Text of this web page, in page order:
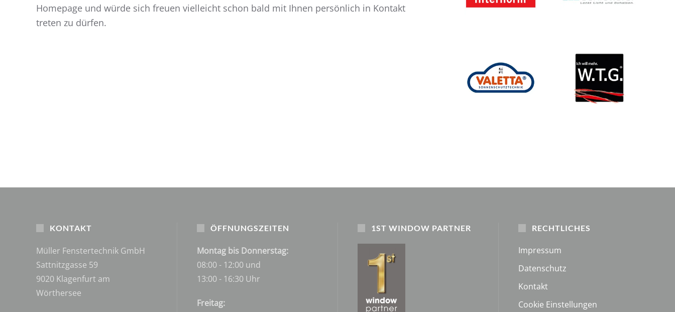
Homepage und würde sich freuen vielleicht schon bald mit Ihnen persönlich in Kontakt
treten zu dürfen.
KONTAKT
Müller Fenstertechnik GmbH
Sattnitzgasse 59
9020 Klagenfurt am
Wörthersee
ÖFFNUNGSZEITEN
Montag bis Donnerstag:
08:00 - 12:00 und
13:00 - 16:30 Uhr
Freitag:
1ST WINDOW PARTNER RECHTLICHES
Impressum
Datenschutz
Kontakt
Cookie Einstellungen